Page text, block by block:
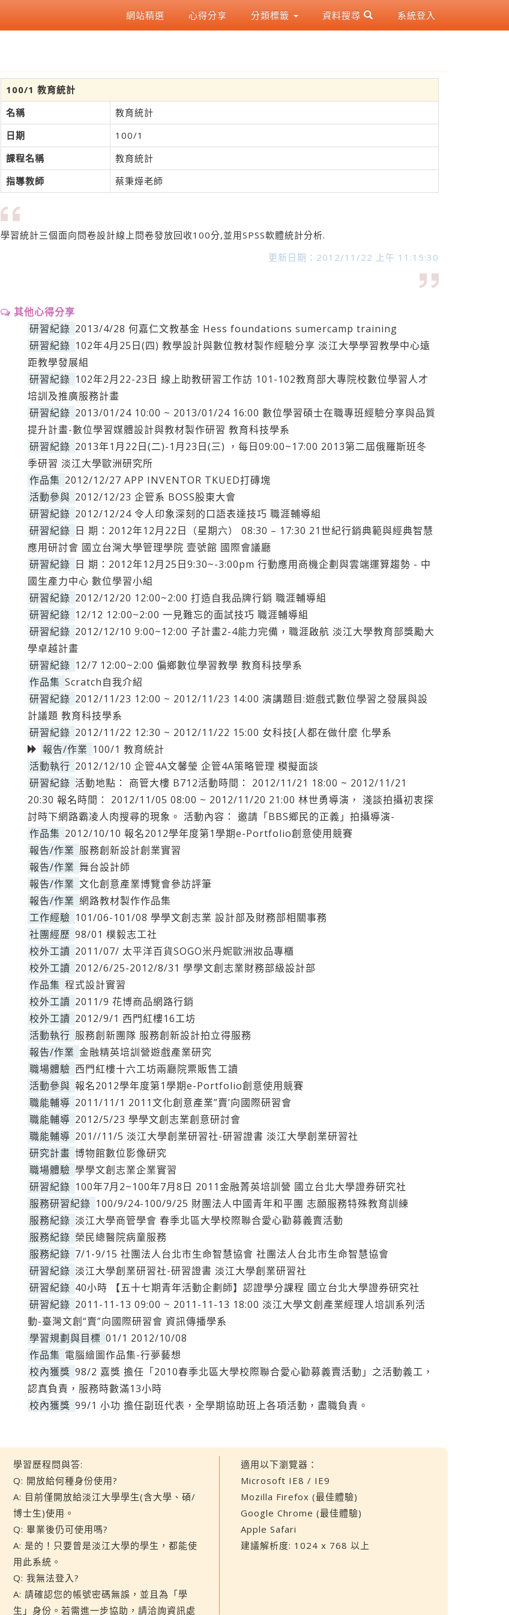
網站精選 心得分享 分類標籤 資料搜尋 系統登入
100/1 教育統計
名稱
教育統計
日期
100/1
課程名稱
教育統計
指導教師
蔡秉燁老師
學習統計三個面向問卷設計線上問卷發放回收100分,並用SPSS軟體統計分析.
更新日期：2012/11/22 上午 11:15:30
其他心得分享
研習紀錄 2013/4/28 何嘉仁文教基金 Hess foundations sumercamp training
研習紀錄 102年4月25日(四) 教學設計與數位教材製作經驗分享 淡江大學學習教學中心遠
距教學發展組
研習紀錄 102年2月22-23日 線上助教研習工作訪 101-102教育部大專院校數位學習人才
培訓及推廣服務計畫
研習紀錄 2013/01/24 10:00 ~ 2013/01/24 16:00 數位學習碩士在職專班經驗分享與品質
提升計畫-數位學習媒體設計與教材製作研習 教育科技學系
研習紀錄 2013年1月22日(二)-1月23日(三) ，每日09:00~17:00 2013第二屆俄羅斯班冬
季研習 淡江大學歐洲研究所
作品集 2012/12/27 APP INVENTOR TKUED打磚塊
活動參與 2012/12/23 企管系 BOSS股東大會
研習紀錄 2012/12/24 令人印象深刻的口語表達技巧 職涯輔導組
研習紀錄 日 期：2012年12月22日（星期六） 08:30 – 17:30 21世紀行銷典範與經典智慧
應用研討會 國立台灣大學管理學院 壹號館 國際會議廳
研習紀錄 日 期：2012年12月25日9:30~-3:00pm 行動應用商機企劃與雲端運算趨勢 - 中
國生產力中心 數位學習小組
研習紀錄 2012/12/20 12:00~2:00 打造自我品牌行銷 職涯輔導組
研習紀錄 12/12 12:00~2:00 一見難忘的面試技巧 職涯輔導組
研習紀錄 2012/12/10 9:00~12:00 子計畫2-4能力完備，職涯啟航 淡江大學教育部獎勵大
學卓越計畫
研習紀錄 12/7 12:00~2:00 偏鄉數位學習教學 教育科技學系
作品集 Scratch自我介紹
研習紀錄 2012/11/23 12:00 ~ 2012/11/23 14:00 演講題目:遊戲式數位學習之發展與設
計議題 教育科技學系
研習紀錄 2012/11/22 12:30 ~ 2012/11/22 15:00 女科技[人都在做什麼 化學系
報告/作業 100/1 教育統計
活動執行 2012/12/10 企管4A文馨瑩 企管4A策略管理 模擬面談
研習紀錄 活動地點： 商管大樓 B712活動時間： 2012/11/21 18:00 ~ 2012/11/21
20:30 報名時間： 2012/11/05 08:00 ~ 2012/11/20 21:00 林世勇導演， 淺談拍攝初衷探
討時下網路霸凌人肉搜尋的現象。 活動內容： 邀請「BBS鄉民的正義」拍攝導演-
作品集 2012/10/10 報名2012學年度第1學期e-Portfolio創意使用競賽
報告/作業 服務創新設計創業實習
報告/作業 舞台設計師
報告/作業 文化創意產業博覽會參訪評筆
報告/作業 網路教材製作作品集
工作經驗 101/06-101/08 學學文創志業 設計部及財務部相關事務
社團經歷 98/01 樸毅志工社
校外工讀 2011/07/ 太平洋百貨SOGO米丹妮歐洲妝品專櫃
校外工讀 2012/6/25-2012/8/31 學學文創志業財務部級設計部
作品集 程式設計實習
校外工讀 2011/9 花博商品網路行銷
校外工讀 2012/9/1 西門紅樓16工坊
活動執行 服務創新團隊 服務創新設計拍立得服務
報告/作業 金融精英培訓營遊戲產業研究
職場體驗 西門紅樓十六工坊兩廳院票販售工讀
活動參與 報名2012學年度第1學期e-Portfolio創意使用競賽
職能輔導 2011/11/1 2011文化創意產業”賣’向國際研習會
職能輔導 2012/5/23 學學文創志業創意研討會
職能輔導 201//11/5 淡江大學創業研習社-研習證書 淡江大學創業研習社
研究計畫 博物館數位影像研究
職場體驗 學學文創志業企業實習
研習紀錄 100年7月2~100年7月8日 2011金融菁英培訓營 國立台北大學證券研究社
服務研習紀錄 100/9/24-100/9/25 財團法人中國青年和平團 志願服務特殊教育訓練
服務紀錄 淡江大學商管學會 春季北區大學校際聯合愛心勸募義賣活動
服務紀錄 榮民總醫院病童服務
服務紀錄 7/1-9/15 社團法人台北市生命智慧協會 社團法人台北市生命智慧協會
研習紀錄 淡江大學創業研習社-研習證書 淡江大學創業研習社
研習紀錄 40小時 【五十七期青年活動企劃師】認證學分課程 國立台北大學證券研究社
研習紀錄 2011-11-13 09:00 ~ 2011-11-13 18:00 淡江大學文創產業經理人培訓系列活
動-臺灣文創“賣”向國際研習會 資訊傳播學系
學習規劃與目標 01/1 2012/10/08
作品集 電腦繪圖作品集-行夢藝想
校內獲獎 98/2 嘉獎 擔任「2010春季北區大學校際聯合愛心勸募義賣活動」之活動義工，
認真負責，服務時數滿13小時
校內獲獎 99/1 小功 擔任副班代表，全學期協助班上各項活動，盡職負責。
學習歷程問與答:
Q: 開放給何種身份使用?
A: 目前僅開放給淡江大學學生(含大學、碩/
博士生)使用。
Q: 畢業後仍可使用嗎?
A: 是的！只要曾是淡江大學的學生，都能使
用此系統。
Q: 我無法登入?
A: 請確認您的帳號密碼無誤，並且為「學
生」身份。若需進一步協助，請洽詢資訊處
適用以下瀏覽器：
Microsoft IE8 / IE9
Mozilla Firefox (最佳體驗)
Google Chrome (最佳體驗)
Apple Safari
建議解析度: 1024 x 768 以上